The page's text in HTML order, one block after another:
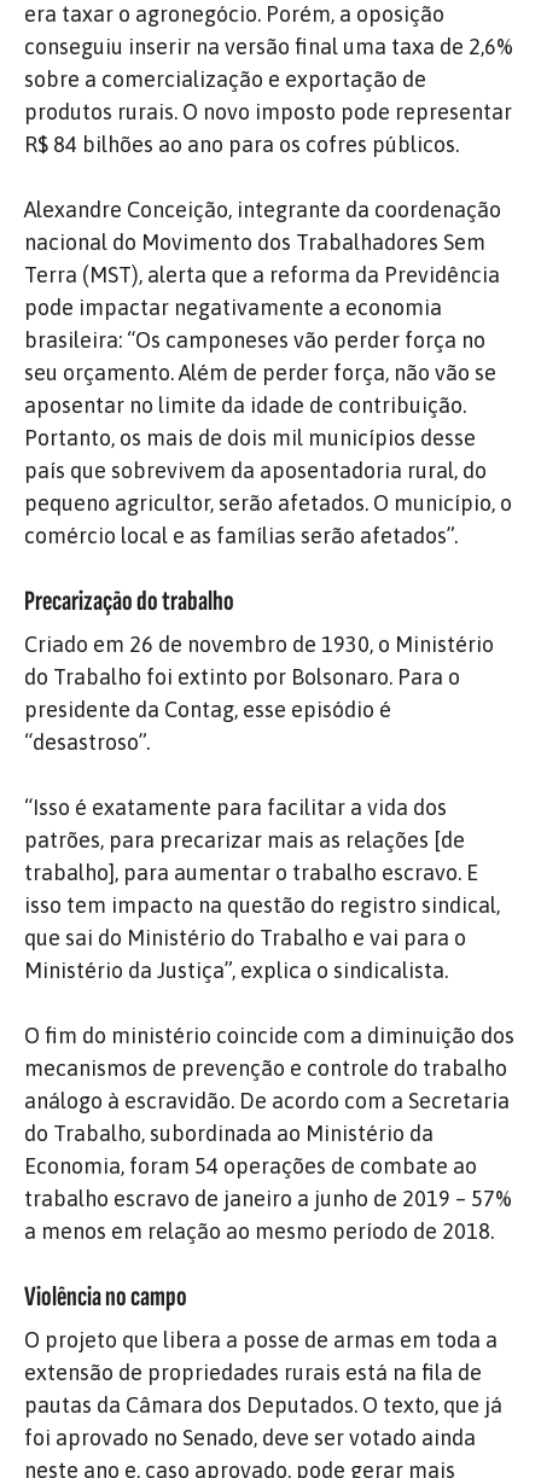
era taxar o agronegócio. Porém, a oposição
conseguiu inserir na versão final uma taxa de 2,6%
sobre a comercialização e exportação de
produtos rurais. O novo imposto pode representar
R$ 84 bilhões ao ano para os cofres públicos.
Alexandre Conceição, integrante da coordenação
nacional do Movimento dos Trabalhadores Sem
Terra (MST), alerta que a reforma da Previdência
pode impactar negativamente a economia
brasileira: “Os camponeses vão perder força no
seu orçamento. Além de perder força, não vão se
aposentar no limite da idade de contribuição.
Portanto, os mais de dois mil municípios desse
país que sobrevivem da aposentadoria rural, do
pequeno agricultor, serão afetados. O município, o
comércio local e as famílias serão afetados”.
Precarização do trabalho
Criado em 26 de novembro de 1930, o Ministério
do Trabalho foi extinto por Bolsonaro. Para o
presidente da Contag, esse episódio é
“desastroso”.
“Isso é exatamente para facilitar a vida dos
patrões, para precarizar mais as relações [de
trabalho], para aumentar o trabalho escravo. E
isso tem impacto na questão do registro sindical,
que sai do Ministério do Trabalho e vai para o
Ministério da Justiça”, explica o sindicalista.
O fim do ministério coincide com a diminuição dos
mecanismos de prevenção e controle do trabalho
análogo à escravidão. De acordo com a Secretaria
do Trabalho, subordinada ao Ministério da
Economia, foram 54 operações de combate ao
trabalho escravo de janeiro a junho de 2019 – 57%
a menos em relação ao mesmo período de 2018.
Violência no campo
O projeto que libera a posse de armas em toda a
extensão de propriedades rurais está na fila de
pautas da Câmara dos Deputados. O texto, que já
foi aprovado no Senado, deve ser votado ainda
neste ano e, caso aprovado, pode gerar mais